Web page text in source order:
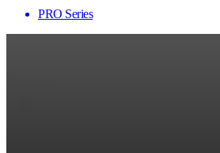
PRO Series